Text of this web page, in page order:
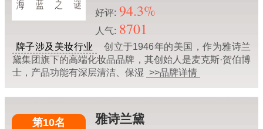
好评: 94.3%
人气: 8701
牌子涉及美妆行业
创立于1946年的美国，作为雅诗兰
黛集团旗下的高端化妆品品牌，其创始人是麦克斯·贺伯博
士，产品功能有深层清洁、保湿 >>品牌详情
第10名 雅诗兰黛